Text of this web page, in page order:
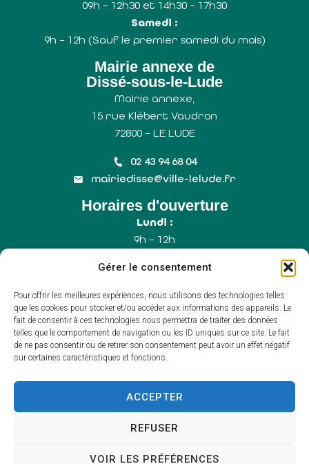
Gérer le consentement
Pour offrir les meilleures expériences, nous utilisons des technologies telles
que les cookies pour stocker et/ou accéder aux informations des appareils. Le
fait de consentir à ces technologies nous permettra de traiter des données
telles que le comportement de navigation ou les ID uniques sur ce site. Le fait
de ne pas consentir ou de retirer son consentement peut avoir un effet négatif
sur certaines caractéristiques et fonctions.
ACCEPTER
REFUSER
VOIR LES PRÉFÉRENCES
09h – 12h30 et 14h30 – 17h30
Samedi :
9h – 12h (Sauf le premier samedi du mois)
Mairie annexe de
Dissé-sous-le-Lude
Mairie annexe,
15 rue Klébert Vaudron
72800 – LE LUDE
02 43 94 68 04
mairiedisse@ville-lelude.fr
Horaires d'ouverture
Lundi :
9h – 12h
9h – 12h
Samedi :
9h – 12h (Uniquement le 1er samedi du mois)
Accessibilité
Mentions légales
Confidentialité